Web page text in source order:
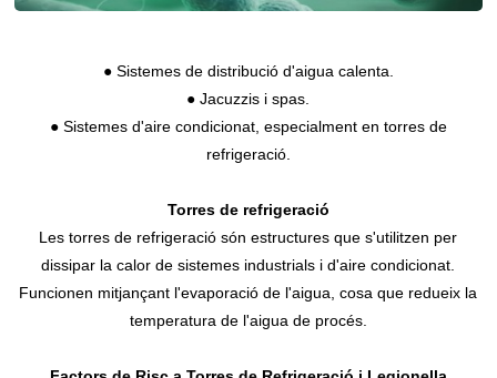
● Sistemes de distribució d'aigua calenta.
● Jacuzzis i spas.
● Sistemes d'aire condicionat, especialment en torres de
refrigeració.
Torres de refrigeració
Les torres de refrigeració són estructures que s'utilitzen per
dissipar la calor de sistemes industrials i d'aire condicionat.
Funcionen mitjançant l'evaporació de l'aigua, cosa que redueix la
temperatura de l'aigua de procés.